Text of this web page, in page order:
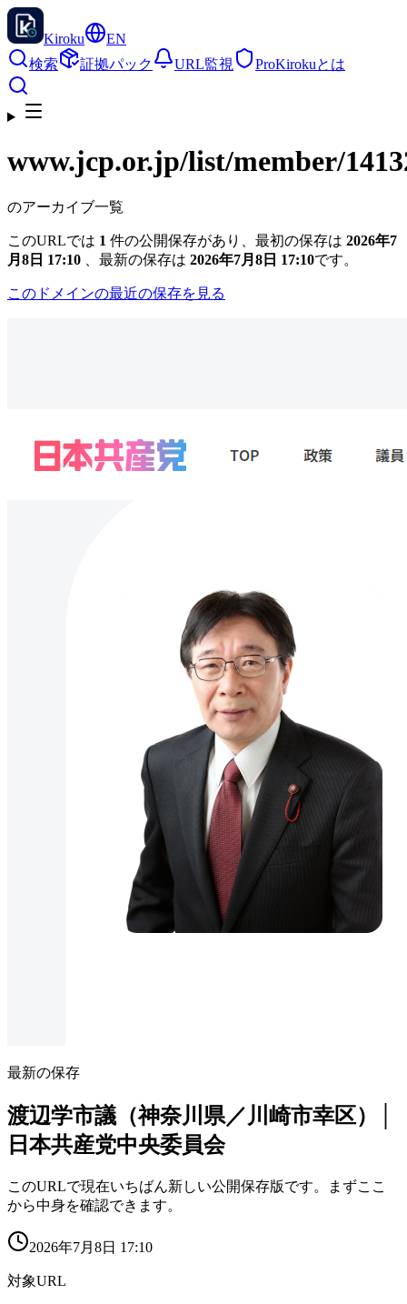
Kiroku
EN
検索
証拠パック URL監視 ProKirokuとは
www.jcp.or.jp/list/member/
のアーカイブ一覧
このURLでは 1 件の公開保存があり、最初の保存は 2026年7
月8日 17:10
、最新の保存は 2026年7月8日 17:10です。
このドメインの最近の保存を見る
最新の保存
渡辺学市議（神奈川県／川崎市幸区）│
日本共産党中央委員会
このURLで現在いちばん新しい公開保存版です。まずここ
から中身を確認できます。
2026年7月8日 17:10
対象URL